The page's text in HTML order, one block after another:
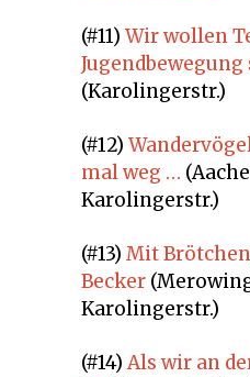
(#11) Wir wollen
Jugendbewegung
(Karolingerstr.)
(#12)
mal weg …
Karolingerstr.)
(#13) Mit
Becker
Karolingerstr.)
(#14) Als wir an